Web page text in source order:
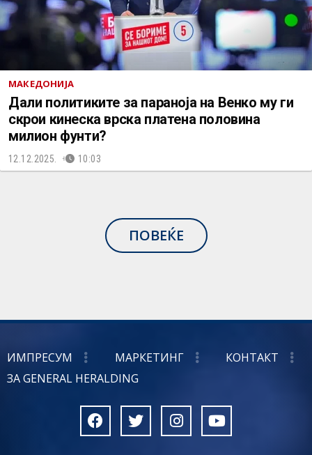
МАКЕДОНИЈА
Дали политиките за параноја на Венко му ги
скрои кинеска врска платена половина
милион фунти?
12.12.2025. 10:03
ПОВЕЌЕ
ИМПРЕСУМ МАРКЕТИНГ
КОНТАКТ
ЗА GENERAL HERALDING